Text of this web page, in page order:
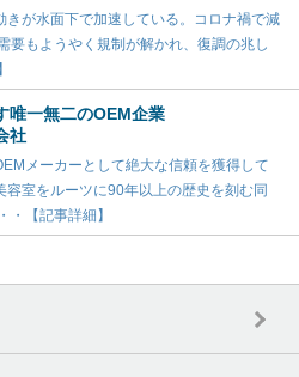
きが水面下で加速している。コロナ禍で減
要もようやく規制が解かれ、復調の兆し
唯一無二のOEM企業
社
メーカーとして絶大な信頼を獲得して
容室をルーツに90年以上の歴史を刻む同
・【記事詳細】